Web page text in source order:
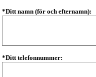
*Ditt namn (för och efternamn):
*Ditt telefonnummer: